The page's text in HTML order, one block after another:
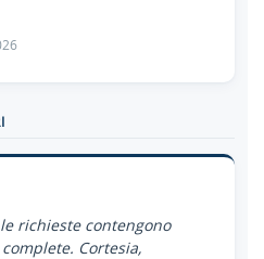
richieste contengono
Cortesia,